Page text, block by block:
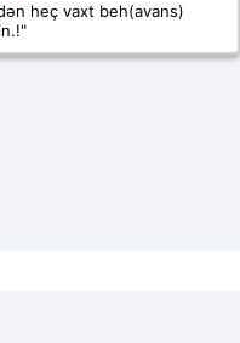
heç vaxt beh(avans)